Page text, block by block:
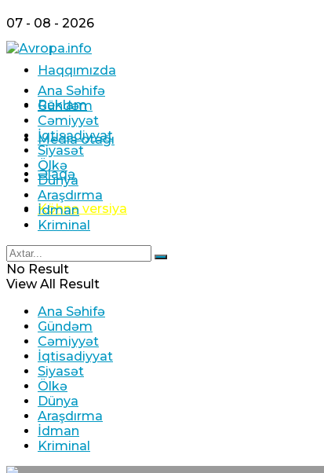
07 - 08 - 2026
Haqqımızda
Reklam
Media otağı
Əlaqə
Köhnə versiya
Ana Səhifə
Gündəm
Cəmiyyət
İqtisadiyyat
Siyasət
Ölkə
Dünya
Araşdırma
İdman
Kriminal
No Result
View All Result
Ana Səhifə
Gündəm
Cəmiyyət
İqtisadiyyat
Siyasət
Ölkə
Dünya
Araşdırma
İdman
Kriminal